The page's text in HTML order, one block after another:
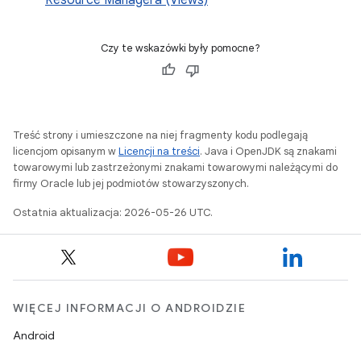
Czy te wskazówki były pomocne?
Treść strony i umieszczone na niej fragmenty kodu podlegają
licencjom opisanym wLicencji na treści. Java i OpenJDK są znakami
towarowymi lub zastrzeżonymi znakami towarowymi należącymi do
firmy Oracle lub jej podmiotów stowarzyszonych.
Ostatnia aktualizacja: 2026-05-26 UTC.
WIĘCEJ INFORMACJI O ANDROIDZIE
Android